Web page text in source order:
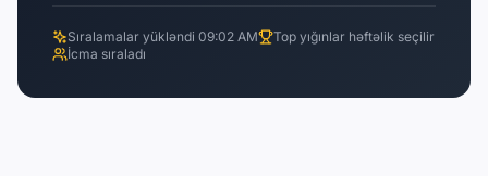
Sıralamalar yükləndi 09:02 AM
Top yığınlar həftəlik seçilir
İcma sıraladı